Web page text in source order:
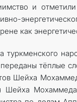
и отметили
как
туркменского
тёплые
Шейха
Шейха